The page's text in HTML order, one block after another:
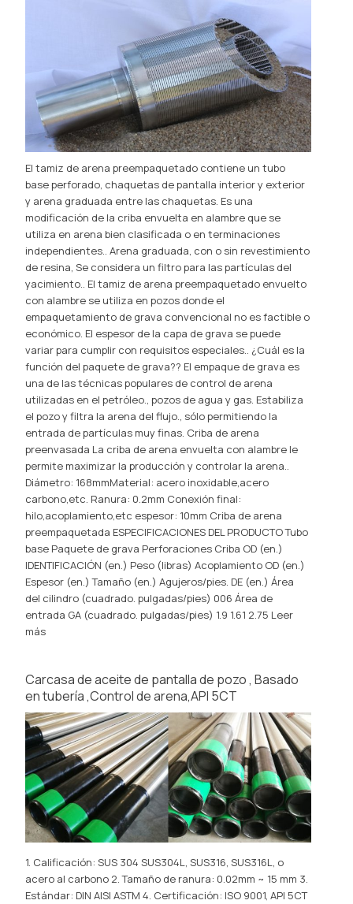
El tamiz de arena preempaquetado contiene un tubo
base perforado, chaquetas de pantalla interior y exterior
y arena graduada entre las chaquetas. Es una
modificación de la criba envuelta en alambre que se
utiliza en arena bien clasificada o en terminaciones
independientes.. Arena graduada, con o sin revestimiento
de resina, Se considera un filtro para las partículas del
yacimiento.. El tamiz de arena preempaquetado envuelto
con alambre se utiliza en pozos donde el
empaquetamiento de grava convencional no es factible o
económico. El espesor de la capa de grava se puede
variar para cumplir con requisitos especiales.. ¿Cuál es la
función del paquete de grava?? El empaque de grava es
una de las técnicas populares de control de arena
utilizadas en el petróleo., pozos de agua y gas. Estabiliza
el pozo y filtra la arena del flujo., sólo permitiendo la
entrada de partículas muy finas. Criba de arena
preenvasada La criba de arena envuelta con alambre le
permite maximizar la producción y controlar la arena..
Diámetro: 168mmMaterial: acero inoxidable,acero
carbono,etc. Ranura: 0.2mm Conexión final:
hilo,acoplamiento,etc espesor: 10mm Criba de arena
preempaquetada ESPECIFICACIONES DEL PRODUCTO Tubo
base Paquete de grava Perforaciones Criba OD (en.)
IDENTIFICACIÓN (en.) Peso (libras) Acoplamiento OD (en.)
Espesor (en.) Tamaño (en.) Agujeros/pies. DE (en.) Área
del cilindro (cuadrado. pulgadas/pies) 006 Área de
entrada GA (cuadrado. pulgadas/pies) 1.9 1.61 2.75 Leer
más
Carcasa de aceite de pantalla de pozo , Basado
en tubería ,Control de arena,API 5CT
1. Calificación: SUS 304 SUS304L, SUS316, SUS316L, o
acero al carbono 2. Tamaño de ranura: 0.02mm ~ 15 mm 3.
Estándar: DIN AISI ASTM 4. Certificación: ISO 9001, API 5CT